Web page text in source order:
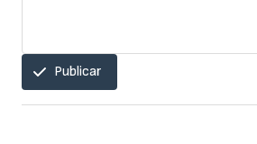
Publicar